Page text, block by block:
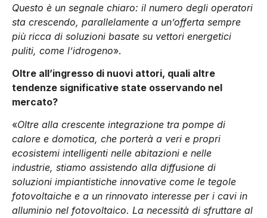
Questo è un segnale chiaro: il numero degli operatori
sta crescendo, parallelamente a un’offerta sempre
più ricca di soluzioni basate su vettori energetici
puliti, come l’idrogeno».
Oltre all’ingresso di nuovi attori, quali altre
tendenze significative state osservando nel
mercato?
«Oltre alla crescente integrazione tra pompe di
calore e domotica, che porterà a veri e propri
ecosistemi intelligenti nelle abitazioni e nelle
industrie, stiamo assistendo alla diffusione di
soluzioni impiantistiche innovative come le tegole
fotovoltaiche e a un rinnovato interesse per i cavi in
alluminio nel fotovoltaico. La necessità di sfruttare al